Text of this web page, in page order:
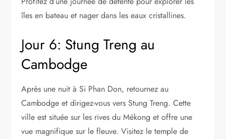
îles en bateau et nager dans les eaux cristallines.
Jour 6: Stung Treng au
Cambodge
Après une nuit à Si Phan Don, retournez au
Cambodge et dirigez-vous vers Stung Treng. Cette
ville est située sur les rives du Mékong et offre une
vue magnifique sur le fleuve. Visitez le temple de